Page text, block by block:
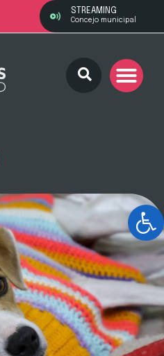
STREAMING
Concejo municipal